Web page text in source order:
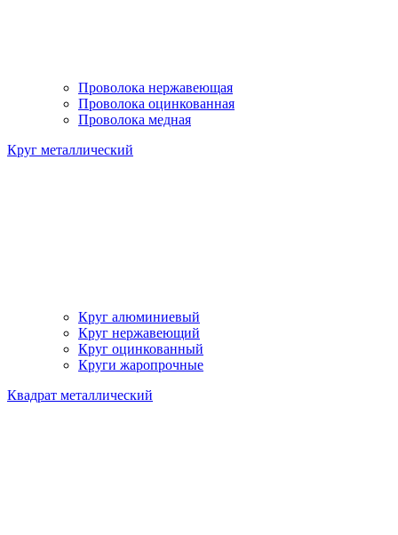
Проволока нержавеющая
Проволока оцинкованная
Проволока медная
Круг металлический
Круг алюминиевый
Круг нержавеющий
Круг оцинкованный
Круги жаропрочные
Квадрат металлический